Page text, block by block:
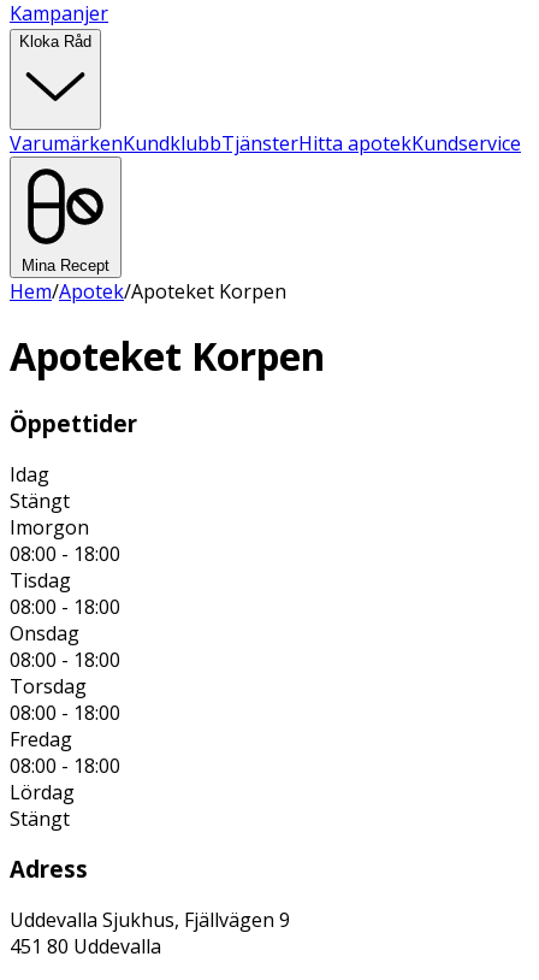
Kampanjer
Kloka Råd
VarumärkenKundklubbTjänsterHitta apotekKundservice
Mina Recept
Hem/Apotek/Apoteket Korpen
Apoteket Korpen
Öppettider
Idag
Stängt
Imorgon
08:00 - 18:00
Tisdag
08:00 - 18:00
Onsdag
08:00 - 18:00
Torsdag
08:00 - 18:00
Fredag
08:00 - 18:00
Lördag
Stängt
Adress
Uddevalla Sjukhus, Fjällvägen 9
451 80 Uddevalla